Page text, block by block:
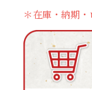
＊在庫・納期